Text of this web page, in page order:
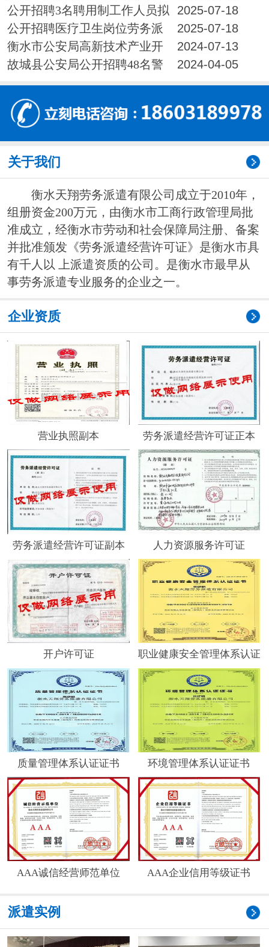
取人员公示
2025-07-18
公开招聘3名聘用制工作人员拟
录取人员公示
2025-07-18
公开招聘医疗卫生岗位劳务派
遣制工作人员拟录取人员公示
2024-07-13
衡水市公安局高新技术产业开
发区分局警务辅助人员拟录取公示2024-04-05
故城县公安局公开招聘48名警
关于我们
衡水天翔劳务派遣有限公司成立于2010年，
组册资金200万元，由衡水市工商行政管理局批
准成立，经衡水市劳动和社会保障局注册、备案
并批准颁发《劳务派遣经营许可证》是衡水市具
有千人以 上派遣资质的公司。是衡水市最早从
事劳务派遣专业服务的企业之一。
企业资质
营业执照副本 劳务派遣经营许可证正本
劳务派遣经营许可证副本 人力资源服务许可证
开户许可证 职业健康安全管理体系认证
质量管理体系认证证书 环境管理体系认证证书
AAA诚信经营师范单位 AAA企业信用等级证书
派遣实例